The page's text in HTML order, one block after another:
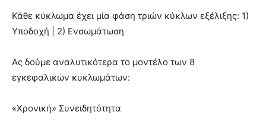
Κάθε κύκλωμα έχει μία φάση τριών κύκλων εξέλιξης: 1)
Υποδοχή | 2) Ενσωμάτωση
Ας δούμε αναλυτικότερα το μοντέλο των 8
εγκεφαλικών κυκλωμάτων:
«Χρονική» Συνειδητότητα